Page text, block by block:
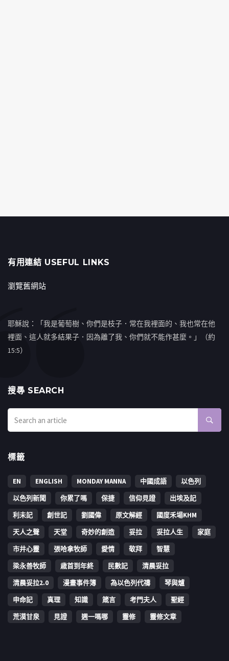
有用連結 USEFUL LINKS
瀏覽舊網站
耶穌說：「我是葡萄樹、你們是枝子．常在我裡面的、我也常在他
裡面、這人就多結果子．因為離了我、你們就不能作甚麼。」（約
15:5）
搜㝷 SEARCH
標籤
EN ENGLISH MONDAY MANNA 中國成語
以色列
以色列新聞
你累了嗎 保捷 信仰見證
出埃及記
利未記
創世記 劉國偉 原文解經
國度禾場KHM
天人之聲
天堂 奇妙的創造 妥拉 妥拉人生
家庭
市井心靈
張哈拿牧師 愛情 敬拜
智慧
梁永善牧師
歳首到年終 民數記
清晨妥拉
清晨妥拉2.0
漫畫事件簿 為以色列代禱
琴與爐
申命記
真理 知識 箴言 考門夫人
聖經
荒漠甘泉
見證 週一嗎哪 靈修 靈修文章